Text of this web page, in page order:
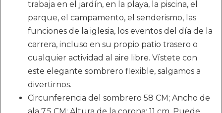
trabaja en el jardín, en la playa, la piscina, el
parque, el campamento, el senderismo, las
funciones de la iglesia, los eventos del día de la
carrera, incluso en su propio patio trasero o
cualquier actividad al aire libre. Vístete con
este elegante sombrero flexible, salgamos a
divertirnos.
Circunferencia del sombrero 58 CM; Ancho de